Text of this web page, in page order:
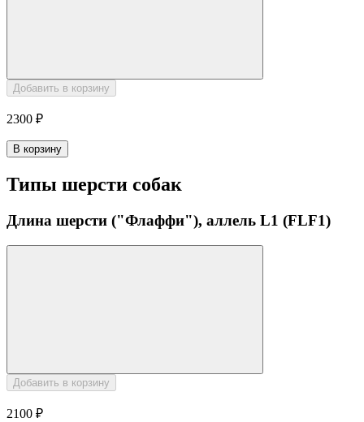
Добавить в корзину
2300 ₽
В корзину
Типы шерсти собак
Длина шерсти ("Флаффи"), аллель L1 (FLF1)
Добавить в корзину
2100 ₽